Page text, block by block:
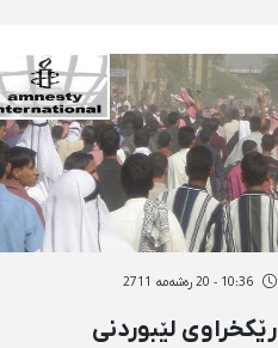
ئامانجدار كردنی یارانەكانە
10:36 - 20 رەشەمه 2711
رێكخراوی لێبوردنی